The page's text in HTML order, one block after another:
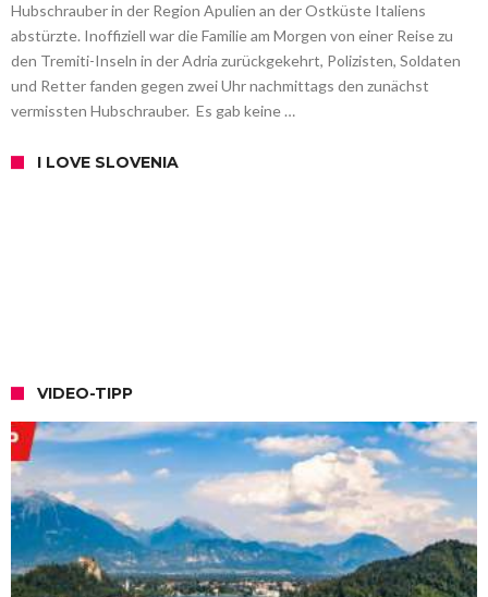
Hubschrauber in der Region Apulien an der Ostküste Italiens
abstürzte. Inoffiziell war die Familie am Morgen von einer Reise zu
den Tremiti-Inseln in der Adria zurückgekehrt, Polizisten, Soldaten
und Retter fanden gegen zwei Uhr nachmittags den zunächst
vermissten Hubschrauber. Es gab keine …
I LOVE SLOVENIA
VIDEO-TIPP